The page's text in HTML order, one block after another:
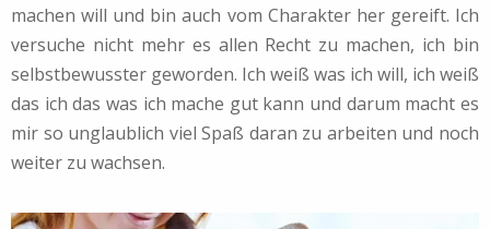
machen will und bin auch vom Charakter her gereift. Ich
versuche nicht mehr es allen Recht zu machen, ich bin
selbstbewusster geworden. Ich weiß was ich will, ich weiß
das ich das was ich mache gut kann und darum macht es
mir so unglaublich viel Spaß daran zu arbeiten und noch
weiter zu wachsen.